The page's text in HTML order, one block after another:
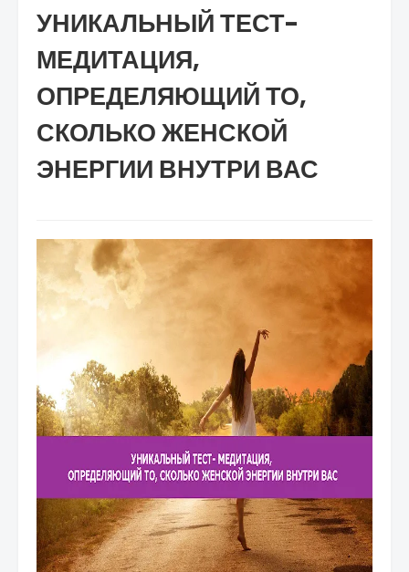
УНИКАЛЬНЫЙ ТЕСТ-
МЕДИТАЦИЯ,
ОПРЕДЕЛЯЮЩИЙ ТО,
СКОЛЬКО ЖЕНСКОЙ
ЭНЕРГИИ ВНУТРИ ВАС